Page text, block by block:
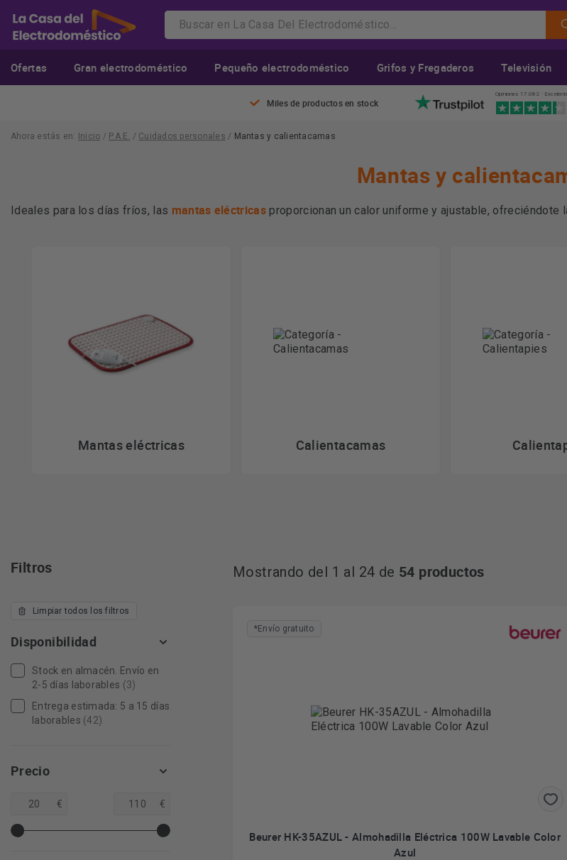
Ofertas Gran electrodoméstico Pequeño electrodoméstico Grifos y Fregaderos Televisión
Miles de productos en stock
Opiniones 17.082 ·
Ahora estás en: Inicio / P.A.E. / Cuidados personales / Mantas y calientacamas
Mantas y
Ideales para los días fríos, las mantas eléctricasproporcionan un calor uniforme y ajustable, ofreciéndote
Mantas eléctricas Calientacamas
Filtros
Limpiar todos los filtros
Disponibilidad
Stock en almacén. Envío en
2-5 días laborables (3)
Entrega estimada: 5 a 15 días
laborables (42)
Precio
€ €
Mostrando del 1 al 24 de 54 productos
*Envío gratuito
Beurer HK-35AZUL - Almohadilla Eléctrica 100W Lavable Color
Azul